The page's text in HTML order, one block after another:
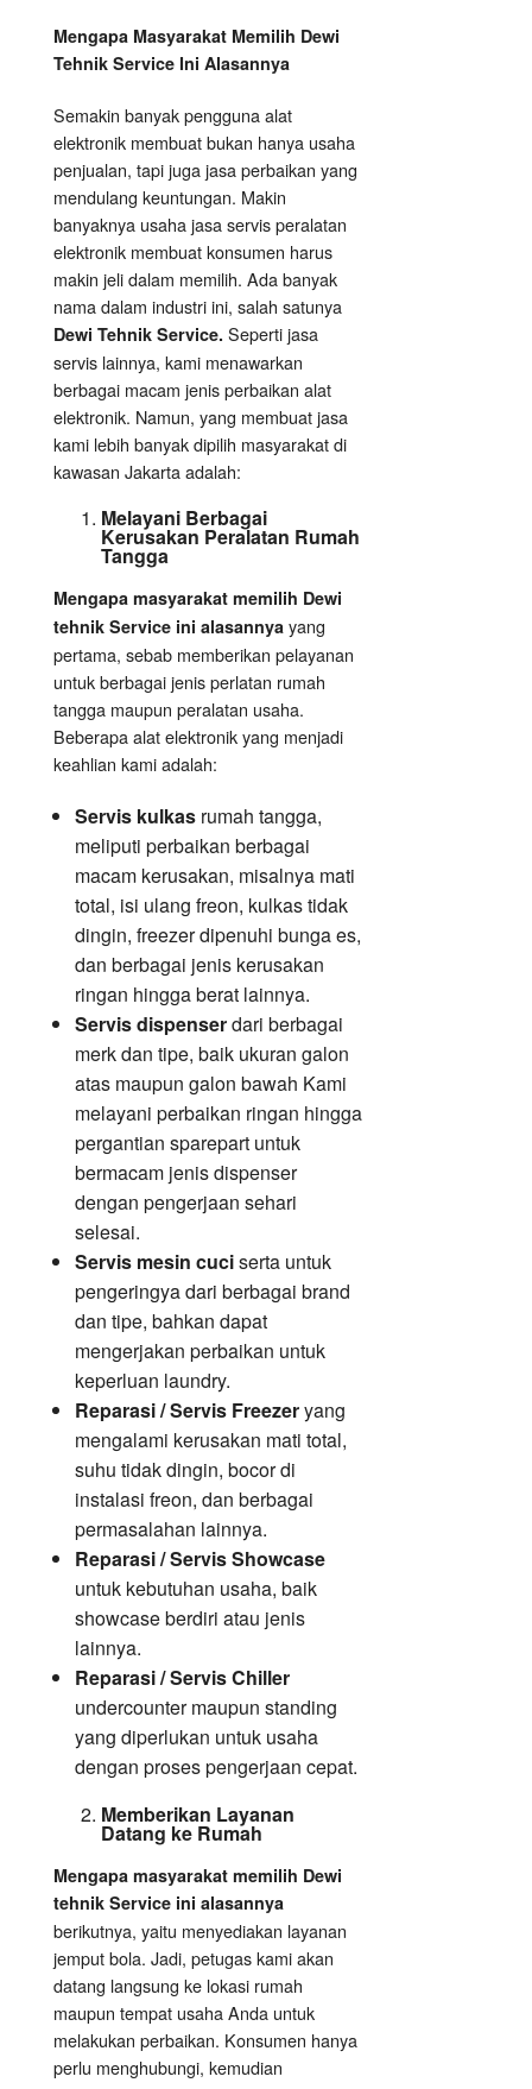
Mengapa Masyarakat Memilih Dewi
Tehnik Service Ini Alasannya
Semakin banyak pengguna alat
elektronik membuat bukan hanya usaha
penjualan, tapi juga jasa perbaikan yang
mendulang keuntungan. Makin
banyaknya usaha jasa servis peralatan
elektronik membuat konsumen harus
makin jeli dalam memilih. Ada banyak
nama dalam industri ini, salah satunya
Dewi Tehnik Service. Seperti jasa
servis lainnya, kami menawarkan
berbagai macam jenis perbaikan alat
elektronik. Namun, yang membuat jasa
kami lebih banyak dipilih masyarakat di
kawasan Jakarta adalah:
Melayani Berbagai
Kerusakan Peralatan Rumah
Tangga
Mengapa masyarakat memilih Dewi
tehnik Service ini alasannya yang
pertama, sebab memberikan pelayanan
untuk berbagai jenis perlatan rumah
tangga maupun peralatan usaha.
Beberapa alat elektronik yang menjadi
keahlian kami adalah:
Servis kulkasrumah tangga,
meliputi perbaikan berbagai
macam kerusakan, misalnya mati
total, isi ulang freon, kulkas tidak
dingin, freezer dipenuhi bunga es,
dan berbagai jenis kerusakan
ringan hingga berat lainnya.
Servis dispenserdari berbagai
merk dan tipe, baik ukuran galon
atas maupun galon bawah Kami
melayani perbaikan ringan hingga
pergantian sparepart untuk
bermacam jenis dispenser
dengan pengerjaan sehari
selesai.
Servis mesin cuciserta untuk
pengeringya dari berbagai brand
dan tipe, bahkan dapat
mengerjakan perbaikan untuk
keperluan laundry.
Reparasi / Servis Freezeryang
mengalami kerusakan mati total,
suhu tidak dingin, bocor di
instalasi freon, dan berbagai
permasalahan lainnya.
Reparasi / Servis Showcase
untuk kebutuhan usaha, baik
showcase berdiri atau jenis
lainnya.
Reparasi / Servis Chiller
undercounter maupun standing
yang diperlukan untuk usaha
dengan proses pengerjaan cepat.
Memberikan Layanan
Datang ke Rumah
Mengapa masyarakat memilih Dewi
tehnik Service ini alasannya
berikutnya, yaitu menyediakan layanan
jemput bola. Jadi, petugas kami akan
datang langsung ke lokasi rumah
maupun tempat usaha Anda untuk
melakukan perbaikan. Konsumen hanya
perlu menghubungi, kemudian